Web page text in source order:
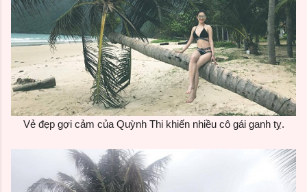
Vẻ đẹp gợi cảm của Quỳnh Thi khiến nhiều cô gái ganh tỵ.